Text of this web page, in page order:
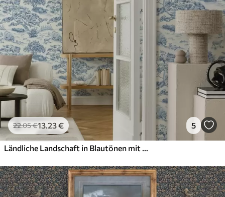
22.05€13.23€ 5
Ländliche Landschaft in Blautönen mit Schafen und Bäumen